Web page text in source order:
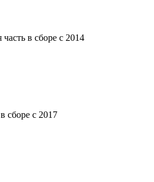
в сборе с 2014
сборе с 2017